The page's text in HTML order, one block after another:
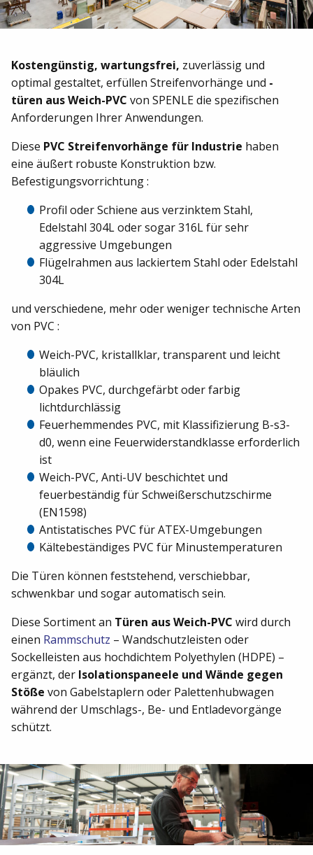
Kostengünstig, wartungsfrei, zuverlässig und
optimal gestaltet, erfüllen Streifenvorhänge und -
türen aus Weich-PVC von SPENLE die spezifischen
Anforderungen Ihrer Anwendungen.
Diese PVC Streifenvorhänge für Industrie haben
eine äußert robuste Konstruktion bzw.
Befestigungsvorrichtung :
Profil oder Schiene aus verzinktem Stahl,
Edelstahl 304L oder sogar 316L für sehr
aggressive Umgebungen
Flügelrahmen aus lackiertem Stahl oder Edelstahl
304L
und verschiedene, mehr oder weniger technische Arten
von PVC :
Weich-PVC, kristallklar, transparent und leicht
bläulich
Opakes PVC, durchgefärbt oder farbig
lichtdurchlässig
Feuerhemmendes PVC, mit Klassifizierung B-s3-
d0, wenn eine Feuerwiderstandklasse erforderlich
ist
Weich-PVC, Anti-UV beschichtet und
feuerbeständig für Schweißerschutzschirme
(EN1598)
Antistatisches PVC für ATEX-Umgebungen
Kältebeständiges PVC für Minustemperaturen
Die Türen können feststehend, verschiebbar,
schwenkbar und sogar automatisch sein.
Diese Sortiment an Türen aus Weich-PVC wird durch
einen Rammschutz – Wandschutzleisten oder
Sockelleisten aus hochdichtem Polyethylen (HDPE) –
ergänzt, der Isolationspaneele und Wände gegen
Stöße von Gabelstaplern oder Palettenhubwagen
während der Umschlags-, Be- und Entladevorgänge
schützt.